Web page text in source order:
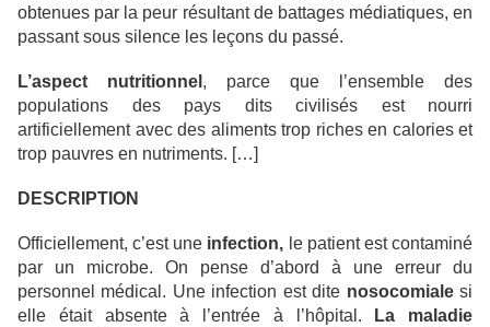
obtenues par la peur résultant de battages médiatiques, en
passant sous silence les leçons du passé.
L’aspect nutritionnel , parce que l’ensemble des
populations des pays dits civilisés est nourri
artificiellement avec des aliments trop riches en calories et
trop pauvres en nutriments. […]
DESCRIPTION
Officiellement, c’est une infection, le patient est contaminé
par un microbe. On pense d’abord à une erreur du
personnel médical. Une infection est dite nosocomialesi
elle était absente à l’entrée à l’hôpital.
La maladie